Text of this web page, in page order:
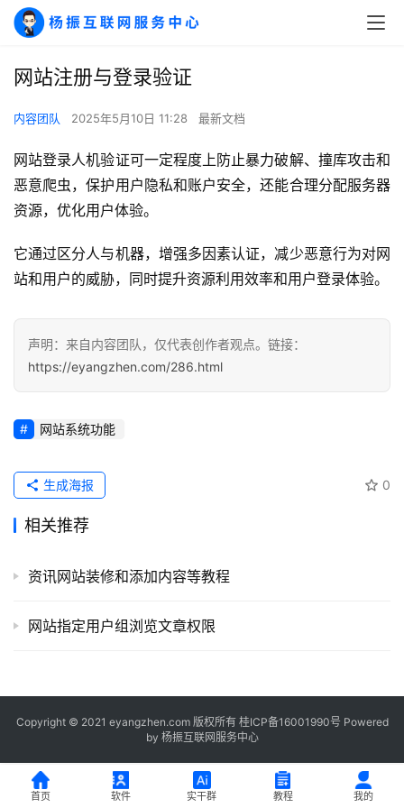
干
群
运
记
录
经
验
教
程
软
件
应
服
项
目
提
词
源
代
常
登录
网站注册与登录验证
内容团队 2025年5月10日 11:28 最新文档
网站登录人机验证可一定程度上防止暴力破解、撞库攻击和
恶意爬虫，保护用户隐私和账户安全，还能合理分配服务器
资源，优化用户体验。
它通过区分人与机器，增强多因素认证，减少恶意行为对网
站和用户的威胁，同时提升资源利用效率和用户登录体验。
声明：来自内容团队，仅代表创作者观点。链接：
https://eyangzhen.com/286.html
网站系统功能
0
生成海报
相关推荐
资讯网站装修和添加内容等教程
网站指定用户组浏览文章权限
Copyright © 2021 eyangzhen.com 版权所有 桂ICP备16001990号 Powered
by 杨振互联网服务中心
首页 软件 实干群 教程 我的